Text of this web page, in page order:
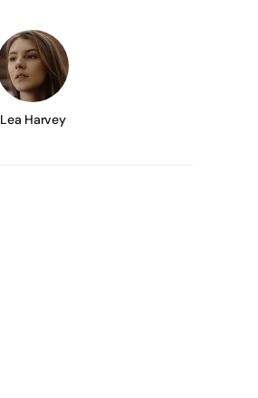
Lea Harvey